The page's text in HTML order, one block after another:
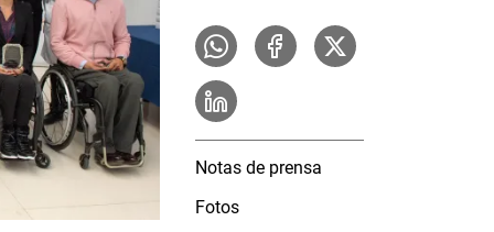
Notas de prensa
Fotos